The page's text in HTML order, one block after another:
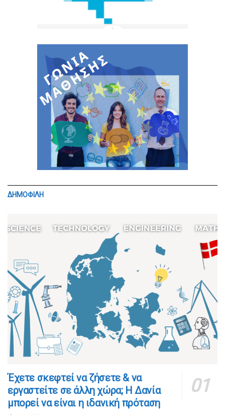
ΔΗΜΟΦΙΛΗ
​​Έχετε σκεφτεί να ζήσετε & να
εργαστείτε σε άλλη χώρα; Η Δανία
μπορεί να είναι η ιδανική πρόταση